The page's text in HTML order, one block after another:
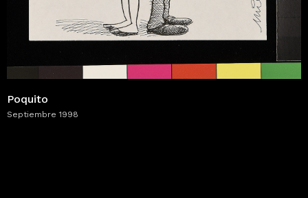
Poquito
Septiembre 1998